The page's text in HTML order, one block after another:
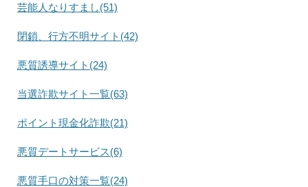
芸能人なりすまし(51)
閉鎖、行方不明サイト(42)
悪質誘導サイト(24)
当選詐欺サイト一覧(63)
ポイント現金化詐欺(21)
悪質デートサービス(6)
悪質手口の対策一覧(24)